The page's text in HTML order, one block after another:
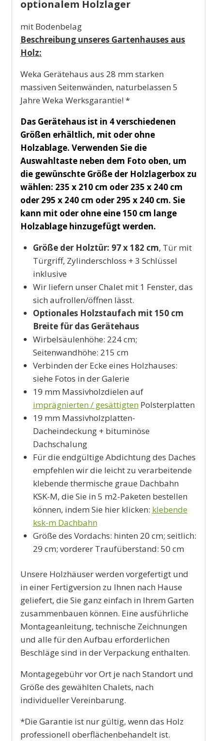
optionalem Holzlager
mit Bodenbelag
Beschreibung unseres Gartenhauses aus
Holz:
Weka Gerätehaus aus 28 mm starken
massiven Seitenwänden, naturbelassen 5
Jahre Weka Werksgarantie! *
Das Gerätehaus ist in 4 verschiedenen
Größen erhältlich, mit oder ohne
Holzablage. Verwenden Sie die
Auswahltaste neben dem Foto oben, um
die gewünschte Größe der Holzlagerbox zu
wählen: 235 x 210 cm oder 235 x 240 cm
oder 295 x 240 cm oder 295 x 240 cm. Sie
kann mit oder ohne eine 150 cm lange
Holzablage hinzugefügt werden.
Größe der Holztür: 97 x 182 cm, Tür mit
Türgriff, Zylinderschloss + 3 Schlüssel
inklusive
Wir liefern unser Chalet mit 1 Fenster, das
sich aufrollen/öffnen lässt.
Optionales Holzstaufach mit 150 cm
Breite für das Gerätehaus
Wirbelsäulenhöhe: 224 cm;
Seitenwandhöhe: 215 cm
Verbinden der Ecke eines Holzhauses:
siehe Fotos in der Galerie
19 mm Massivholzdielen auf
imprägnierten / gesättigtenPolsterplatten
19 mm Massivholzplatten-
Dacheindeckung + bituminöse
Dachschalung
Für die endgültige Abdichtung des Daches
empfehlen wir die leicht zu verarbeitende
klebende thermische graue Dachbahn
KSK-M, die Sie in 5 m2-Paketen bestellen
können, indem Sie hier klicken: klebende
ksk-m Dachbahn
Größe des Vordachs: hinten 20 cm; seitlich:
29 cm; vorderer Traufüberstand: 50 cm
Unsere Holzhäuser werden vorgefertigt und
in einer Fertigversion zu Ihnen nach Hause
geliefert, die Sie ganz einfach in Ihrem Garten
zusammenbauen können. Eine ausführliche
Montageanleitung, technische Zeichnungen
und alle für den Aufbau erforderlichen
Beschläge sind in der Verpackung enthalten.
Montagegebühr vor Ort je nach Standort und
Größe des gewählten Chalets, nach
individueller Vereinbarung.
*Die Garantie ist nur gültig, wenn das Holz
professionell oberflächenbehandelt ist.